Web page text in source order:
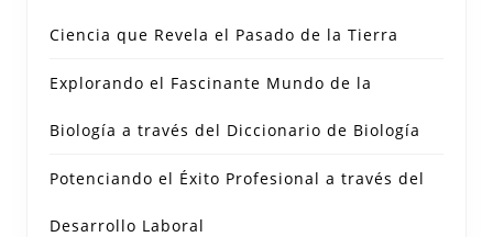
Ciencia que Revela el Pasado de la Tierra
Explorando el Fascinante Mundo de la
Biología a través del Diccionario de Biología
Potenciando el Éxito Profesional a través del
Desarrollo Laboral